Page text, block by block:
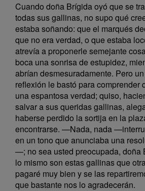
Cuando doña Brígida oyó que se
todas sus gallinas, no supo qué
estaba soñando: que el marqués
que no era verdad, o que estaba
atrevía a proponerle semejante
boca una sonrisa de estupidez,
abrían desmesuradamente. Pero
reflexión le bastó para comprender
una espantosa verdad; quiso,
salvar a sus queridas gallinas,
haberse perdido la sortija en la
encontrarse. —Nada, nada
en un tono que anunciaba una
—; no sea usted preocupada, doña
lo mismo son estas gallinas que
pagaré muy bien y se las
que bastante nos lo agradecerán.